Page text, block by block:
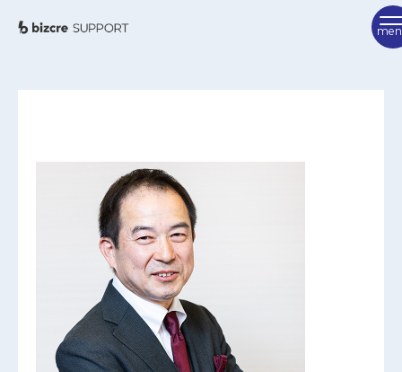
サポーター紹介
FAQ
サポーターを検索
相談を申し込む
お問い合わせ